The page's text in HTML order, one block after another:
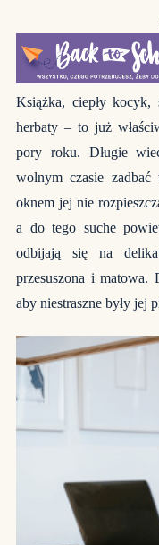
Książka, ciepły kocyk,
herbaty – to już
pory roku. Długie
wolnym czasie zadbać
oknem jej nie
a do tego suche
odbijają się na
przesuszona i
aby niestraszne były jej